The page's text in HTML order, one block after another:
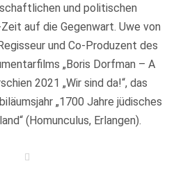
und politischen
auf die Gegenwart. Uwe von
und Co-Produzent des
„Boris Dorfman – A
2021 „Wir sind da!“, das
„1700 Jahre jüdisches
(Homunculus, Erlangen).